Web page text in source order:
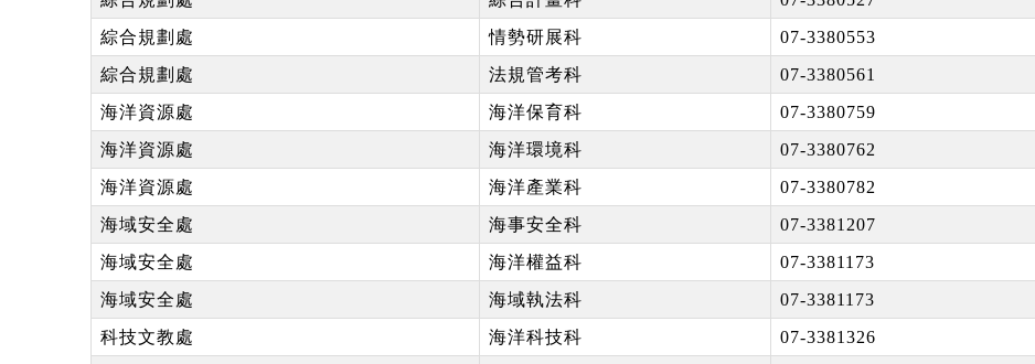
綜合規劃處
情勢研展科 07-3380553
綜合規劃處
法規管考科 07-3380561
海洋資源處
海洋保育科 07-3380759
海洋資源處
海洋環境科 07-3380762
海洋資源處
海洋產業科 07-3380782
海域安全處
海事安全科 07-3381207
海域安全處
海洋權益科 07-3381173
海域安全處
海域執法科 07-3381173
科技文教處
海洋科技科 07-3381326